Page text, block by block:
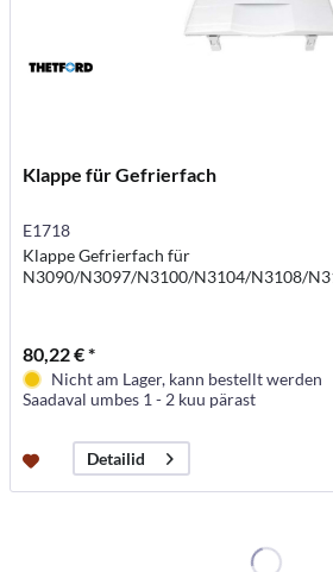
Klappe für Gefrierfach
E1718
Klappe Gefrierfach für
N3090/N3097/N3100/N3104/N3108/
80,22 € *
Nicht am Lager, kann bestellt werden
Saadaval umbes 1 - 2 kuu pärast
Detailid